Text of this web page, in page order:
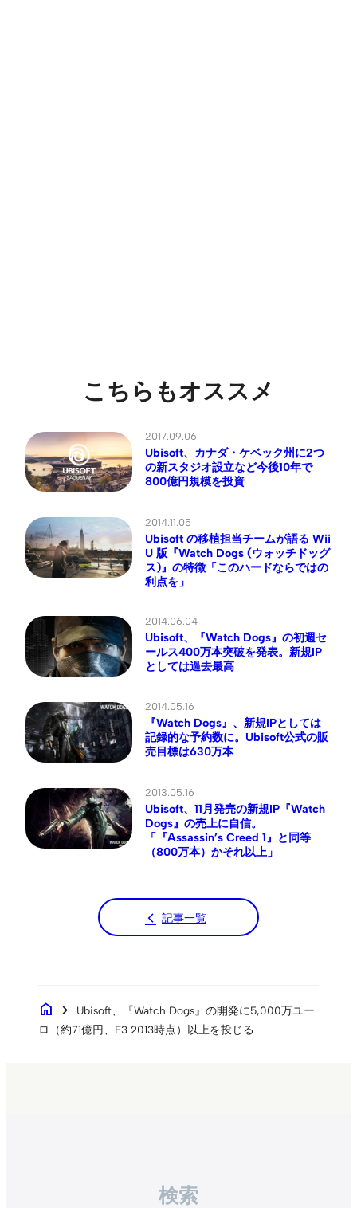
こちらもオススメ
2017.09.06
Ubisoft、カナダ・ケベック州に2つ
の新スタジオ設立など今後10年で
800億円規模を投資
2014.11.05
Ubisoft の移植担当チームが語る Wii
U 版『Watch Dogs (ウォッチドッグ
ス)』の特徴「このハードならではの
利点を」
2014.06.04
Ubisoft、『Watch Dogs』の初週セ
ールス400万本突破を発表。新規IP
としては過去最高
2014.05.16
『Watch Dogs』、新規IPとしては
記録的な予約数に。Ubisoft公式の販
売目標は630万本
2013.05.16
Ubisoft、11月発売の新規IP『Watch
Dogs』の売上に自信。
「『Assassin’s Creed 1』と同等
（800万本）かそれ以上」
記事一覧
home chevron_right
Ubisoft、『Watch Dogs』の開発に5,000万ユー
ロ（約71億円、E3 2013時点）以上を投じる
検索